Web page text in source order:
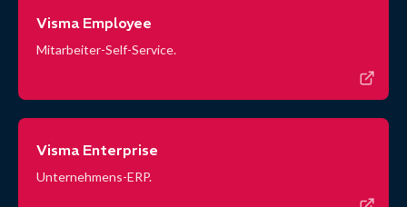
Visma Employee
Mitarbeiter-Self-Service.
Visma Enterprise
Unternehmens-ERP.